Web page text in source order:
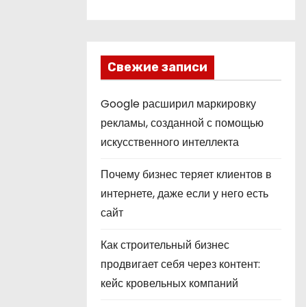
Свежие записи
Google расширил маркировку
рекламы, созданной с помощью
искусственного интеллекта
Почему бизнес теряет клиентов в
интернете, даже если у него есть
сайт
Как строительный бизнес
продвигает себя через контент:
кейс кровельных компаний